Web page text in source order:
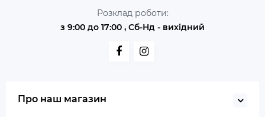
Розклад роботи:
з 9:00 до 17:00 , Сб-Нд - вихідний
Про наш магазин